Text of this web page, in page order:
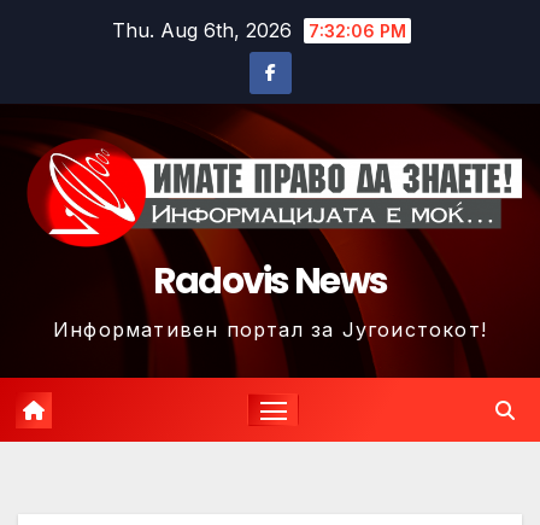
Thu. Aug 6th, 2026 7:32:08 PM
Radovis News
Информативен портал за Југоистокот!